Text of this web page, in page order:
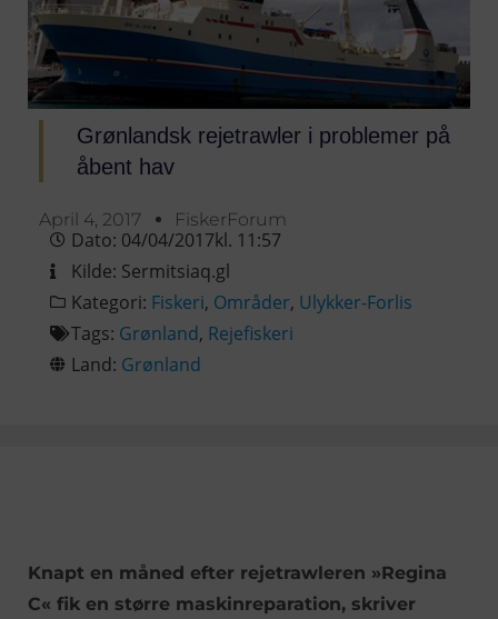
Grønlandsk rejetrawler i problemer på
åbent hav
April 4, 2017 FiskerForum
Dato: 04/04/2017kl. 11:57
Kilde: Sermitsiaq.gl
Kategori: Fiskeri, Områder, Ulykker-Forlis
Tags: Grønland, Rejefiskeri
Land: Grønland
Knapt en måned efter rejetrawleren »Regina
C« fik en større maskinreparation, skriver